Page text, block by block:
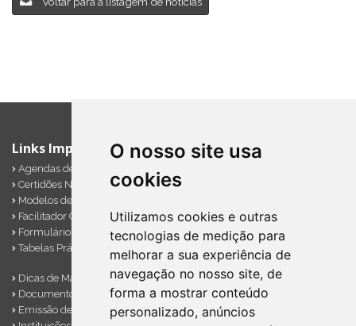
O nosso site usa
cookies
Utilizamos cookies e outras
tecnologias de medição para
melhorar a sua experiência de
navegação no nosso site, de
forma a mostrar conteúdo
personalizado, anúncios
Links Importantes
Agendas de Obrigações
Certidões Negativas
Modelos de Documentos
Facilitador Contábil
Formulários Diversos
Tabelas Práticas
Dicas de Marketing
Documentos Importantes
Emissão de Notas